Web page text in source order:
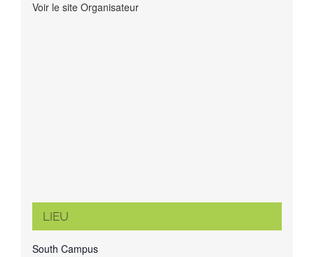
Voir le site Organisateur
LIEU
South Campus